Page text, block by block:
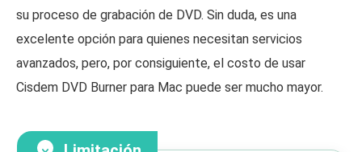
su proceso de grabación de DVD. Sin duda, es una
excelente opción para quienes necesitan servicios
avanzados, pero, por consiguiente, el costo de usar
Cisdem DVD Burner para Mac puede ser mucho mayor.